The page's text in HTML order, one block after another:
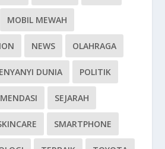
MOBIL MEWAH
NEWS OLAHRAGA
DUNIA POLITIK
SEJARAH
SMARTPHONE